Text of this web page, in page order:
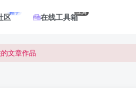
区帖子 在线工具箱工具
文章作品
文章作品